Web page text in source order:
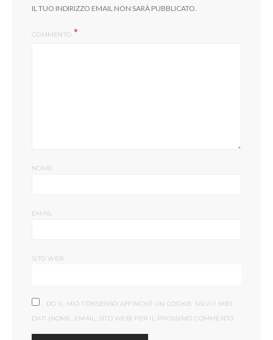
IL TUO INDIRIZZO EMAIL NON SARÀ PUBBLICATO.
COMMENTO
NOME
EMAIL
SITO WEB
DO IL MIO CONSENSO AFFINCHÉ UN COOKIE SALVI I MIEI
DATI (NOME, EMAIL, SITO WEB) PER IL PROSSIMO COMMENTO.